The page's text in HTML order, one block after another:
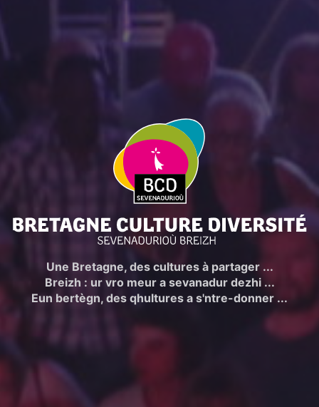
Bretagne
Une Bretagne, des cultures à partager ...
Breizh : ur vro meur a sevanadur dezhi ...
Eun bertègn, des qhultures a s'ntre-donner ...